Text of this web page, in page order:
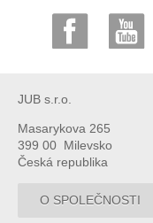
JUB s.r.o.
Masarykova 265
399 00 Milevsko
Česká republika
O SPOLEČNOSTI